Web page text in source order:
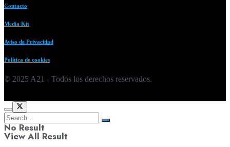
Contacto
Media Kit
Aviso de Privacidad
Política de cookies
© 2025 A21 - Todos los derechos reservados.
No Result
View All Result